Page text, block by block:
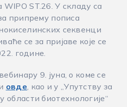
ST.26. У складу са
припрему пописа
секвенци
се за пријаве које се
године.
9. јуна, о коме се
овде, као и у „Упутству за
биотехнологије“